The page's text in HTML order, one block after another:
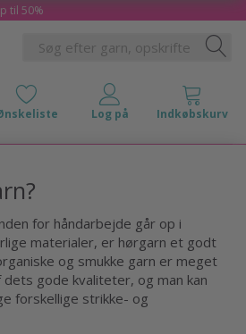
til 50%
for håndarbejde går op i
materialer, er hørgarn et godt
og smukke garn er meget
gode kvaliteter, og man kan
forskellige strikke- og